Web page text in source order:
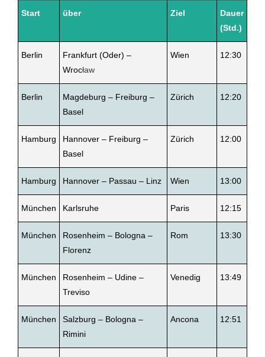
Start über Ziel
Dauer
(Std.)
Berlin
Frankfurt (Oder) –
Wrocław
Wien 12:30
Berlin
Magdeburg – Freiburg –
Basel
Zürich 12:20
Hamburg
Hannover – Freiburg –
Basel
Zürich 12:00
Hamburg Hannover – Passau – Linz Wien 13:00
München Karlsruhe Paris 12:15
München
Rosenheim – Bologna –
Florenz
Rom 13:30
München
Rosenheim – Udine –
Treviso
Venedig 13:49
München
Salzburg – Bologna –
Rimini
Ancona 12:51